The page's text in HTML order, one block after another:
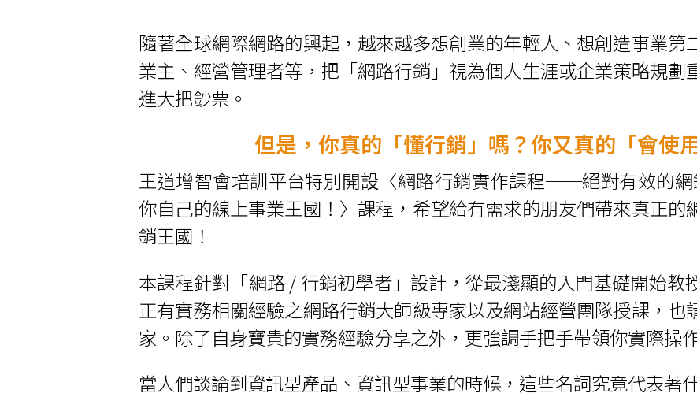
隨著全球網際網路的興起，越來越多想創業的年輕人、想創造事業第
業主、經營管理者等，把「網路行銷」視為個人生涯或企業策略規劃
進大把鈔票。
但是，你真的「懂行銷」嗎？你又真的「會使
王道增智會培訓平台特別開設〈網路行銷實作課程──絕對有效的
你自己的線上事業王國！〉課程，希望給有需求的朋友們帶來真正的
銷王國！
本課程針對「網路 / 行銷初學者」設計，從最淺顯的入門基礎開始教
正有實務相關經驗之網路行銷大師級專家以及網站經營團隊授課，也
家。除了自身寶貴的實務經驗分享之外，更強調手把手帶領你實際操
當人們談論到資訊型產品、資訊型事業的時候，這些名詞究竟代表著